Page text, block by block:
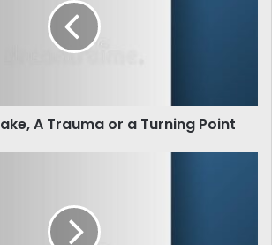
A Trauma or a Turning Point